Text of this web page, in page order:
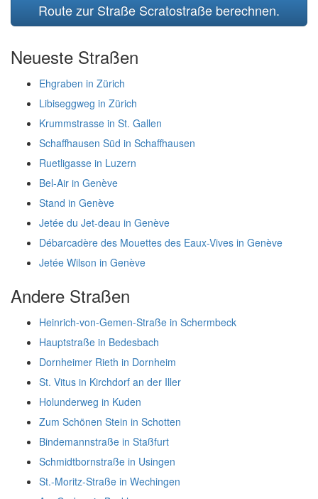
Route zur Straße Scratostraße berechnen.
Neueste Straßen
Ehgraben in Zürich
Libiseggweg in Zürich
Krummstrasse in St. Gallen
Schaffhausen Süd in Schaffhausen
Ruetligasse in Luzern
Bel-Air in Genève
Stand in Genève
Jetée du Jet-deau in Genève
Débarcadère des Mouettes des Eaux-Vives in Genève
Jetée Wilson in Genève
Andere Straßen
Heinrich-von-Gemen-Straße in Schermbeck
Hauptstraße in Bedesbach
Dornheimer Rieth in Dornheim
St. Vitus in Kirchdorf an der Iller
Holunderweg in Kuden
Zum Schönen Stein in Schotten
Bindemannstraße in Staßfurt
Schmidtbornstraße in Usingen
St.-Moritz-Straße in Wechingen